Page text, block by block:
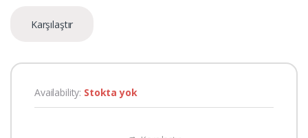
Karşılaştır
Availability: Stokta yok